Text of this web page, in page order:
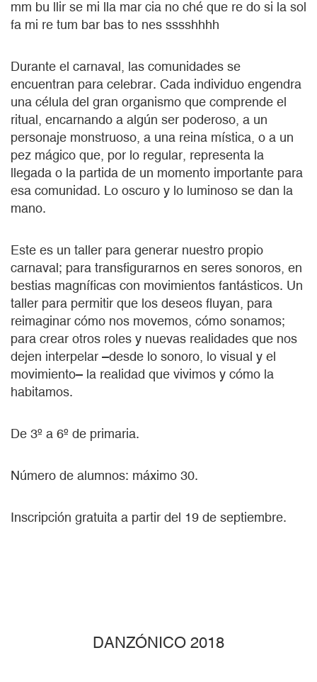
mm bu llir se mi lla mar cia no ché que re do si la sol
fa mi re tum bar bas to nes sssshhhh
Durante el carnaval, las comunidades se
encuentran para celebrar. Cada individuo engendra
una célula del gran organismo que comprende el
ritual, encarnando a algún ser poderoso, a un
personaje monstruoso, a una reina mística, o a un
pez mágico que, por lo regular, representa la
llegada o la partida de un momento importante para
esa comunidad. Lo oscuro y lo luminoso se dan la
mano.
Este es un taller para generar nuestro propio
carnaval; para transfigurarnos en seres sonoros, en
bestias magníficas con movimientos fantásticos. Un
taller para permitir que los deseos fluyan, para
reimaginar cómo nos movemos, cómo sonamos;
para crear otros roles y nuevas realidades que nos
dejen interpelar –desde lo sonoro, lo visual y el
movimiento– la realidad que vivimos y cómo la
habitamos.
De 3º a 6º de primaria.
Número de alumnos: máximo 30.
Inscripción gratuita a partir del 19 de septiembre.
DANZÓNICO 2018